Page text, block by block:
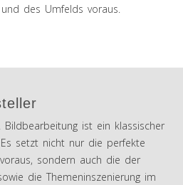
des Umfelds voraus.
Bildbearbeitung ist ein klassischer
setzt nicht nur die perfekte
sondern auch die der
die Themeninszenierung im